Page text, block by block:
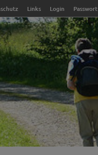
Links Login